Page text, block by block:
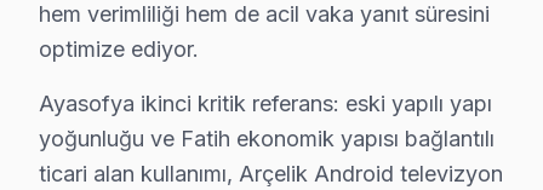
· Fatih Panasonic
· Fatih Toshiba
Fatih'de Arçelik TV Tamiri — Bilmeniz
hem verimliliği hem de acil vaka yanıt süresini
optimize ediyor.
Ayasofya ikinci kritik referans: eski yapılı yapı
yoğunluğu ve Fatih ekonomik yapısı bağlantılı
ticari alan kullanımı, Arçelik Android televizyon